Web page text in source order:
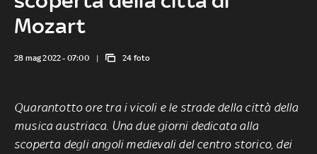
Mozart
28 mag 2022 - 07:00 24 foto
Quarantotto ore tra i vicoli e le strade della città della
musica austriaca. Una due giorni dedicata alla
scoperta degli angoli medievali del centro storico, dei